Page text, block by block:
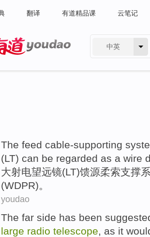
翻译 有道精品课 云笔记
中英
The feed cable-supporting
(LT) can be regarded as a wire
大射电望远镜(LT)馈源柔索支撑
(WDPR)。
youdao
The far side has been
large radio telescope, as it